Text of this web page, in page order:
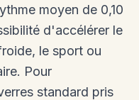
moyen de 0,10
d'accélérer le
le sport ou
Pour
standard pris